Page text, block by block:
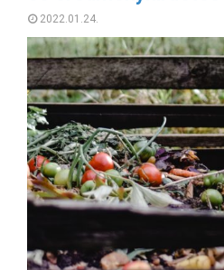
2022.01.24.